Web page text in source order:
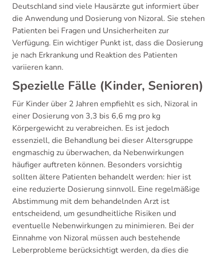
Deutschland sind viele Hausärzte gut informiert über
die Anwendung und Dosierung von Nizoral. Sie stehen
Patienten bei Fragen und Unsicherheiten zur
Verfügung. Ein wichtiger Punkt ist, dass die Dosierung
je nach Erkrankung und Reaktion des Patienten
variieren kann.
Spezielle Fälle (Kinder, Senioren)
Für Kinder über 2 Jahren empfiehlt es sich, Nizoral in
einer Dosierung von 3,3 bis 6,6 mg pro kg
Körpergewicht zu verabreichen. Es ist jedoch
essenziell, die Behandlung bei dieser Altersgruppe
engmaschig zu überwachen, da Nebenwirkungen
häufiger auftreten können. Besonders vorsichtig
sollten ältere Patienten behandelt werden: hier ist
eine reduzierte Dosierung sinnvoll. Eine regelmäßige
Abstimmung mit dem behandelnden Arzt ist
entscheidend, um gesundheitliche Risiken und
eventuelle Nebenwirkungen zu minimieren. Bei der
Einnahme von Nizoral müssen auch bestehende
Leberprobleme berücksichtigt werden, da dies die